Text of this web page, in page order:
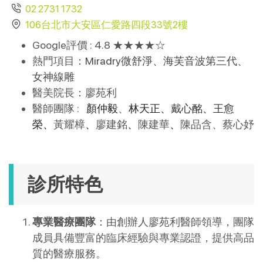
02 2731 1732
106台北市大安區仁愛路四段33號2樓
Google評價 : 4.8 ★★★★☆
熱門項目： Miradry微舒淨、海芙音波第三代、
女神線雕
醫美院長：廖苑利
醫師團隊 : 顏仲毅、 林天正、 戴心酩、 王愈
榮、 黃耀樟、 廖建銘、 陳建華、 陳品含、蔡心妤
診所特色
專業醫療團隊：​由創辦人廖苑利醫師領導，團隊
成員具備豐富的臨床經驗與專業認證，提供高品
質的醫療服務。